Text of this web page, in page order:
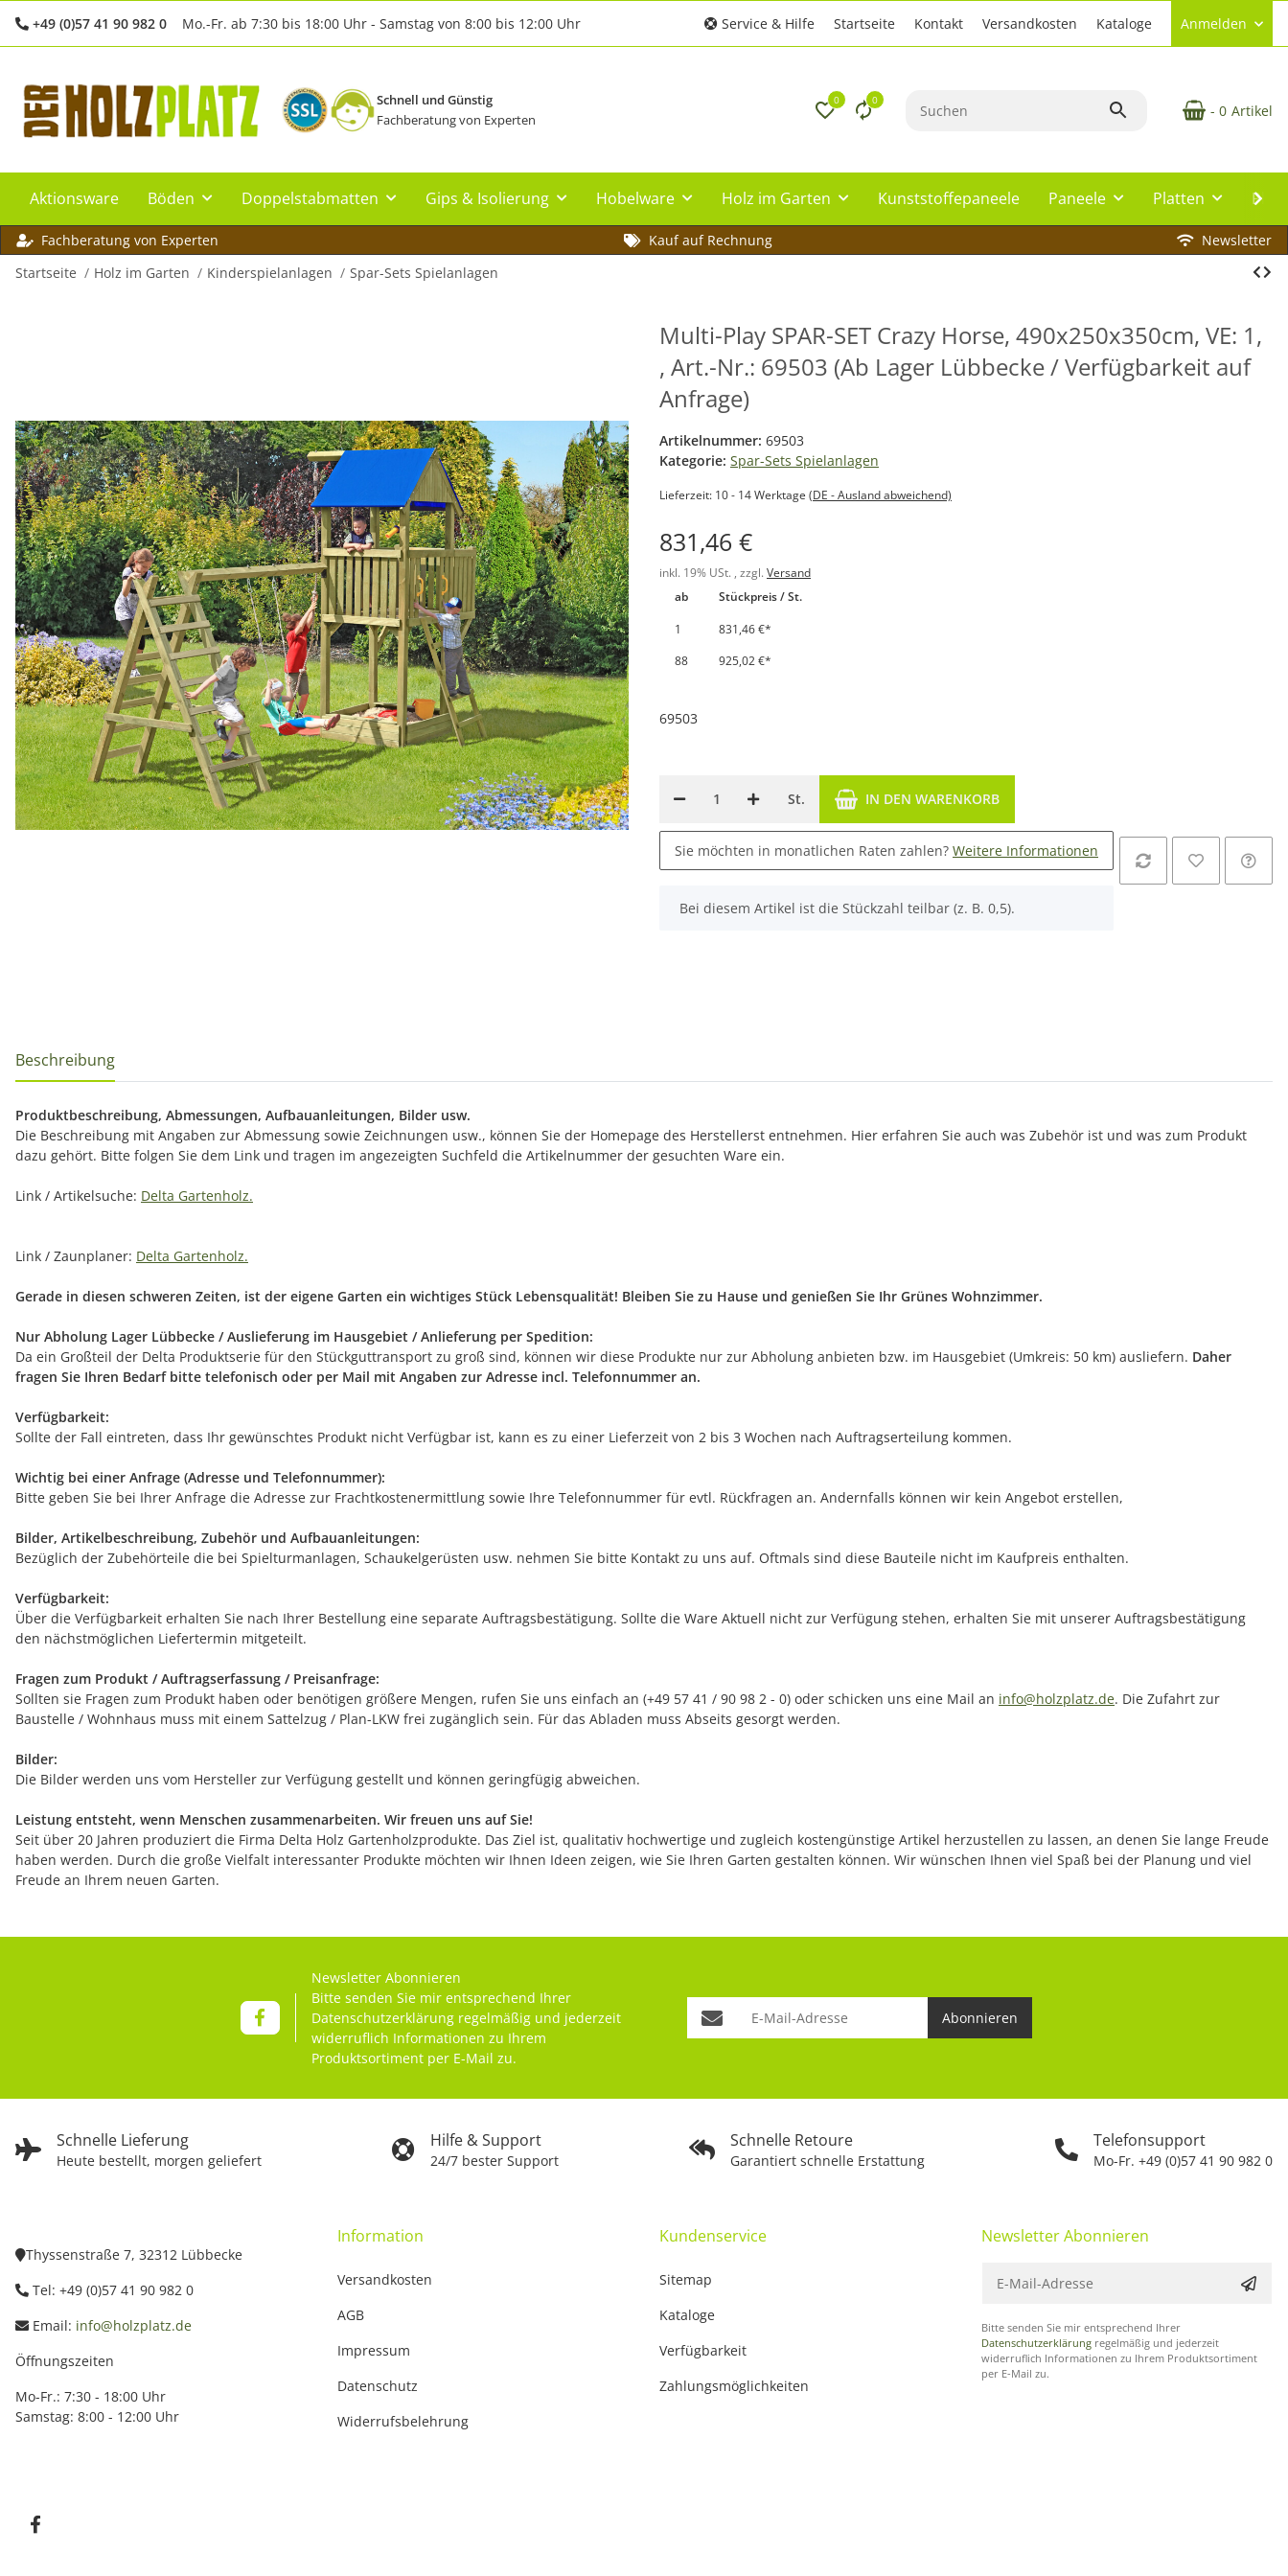
+49 (0)57 41 90 982 0 Mo.-Fr. ab 7:30 bis 18:00 Uhr - Samstag von 8:00 bis 12:00 Uhr Service & Hilfe Startseite Kontakt Versandkosten Kataloge Anmelden
Schnell und Günstig
Fachberatung von Experten
0 0
- 0 Artikel
Aktionsware Böden Doppelstabmatten Gips & Isolierung Hobelware Holz im Garten Kunststoffepaneele Paneele Platten
Fachberatung von Experten Kauf auf Rechnung
Newsletter
Startseite
Holz im Garten Kinderspielanlagen Spar-Sets Spielanlagen
Multi-Play SPAR-SET Crazy Horse, 490x250x350cm, VE: 1,
, Art.-Nr.: 69503 (Ab Lager Lübbecke / Verfügbarkeit auf
Anfrage)
Artikelnummer: 69503
Kategorie: Spar-Sets Spielanlagen
Lieferzeit: 10 - 14 Werktage (DE - Ausland abweichend)
831,46 €
inkl. 19% USt. , zzgl. Versand
ab
Stückpreis / St.
1
831,46 €*
88
925,02 €*
69503
St. IN DEN WARENKORB
Sie möchten in monatlichen Raten zahlen? Weitere Informationen
x
Bei diesem Artikel ist die Stückzahl teilbar (z. B. 0,5).
Beschreibung
Produktbeschreibung, Abmessungen, Aufbauanleitungen, Bilder usw.
Die Beschreibung mit Angaben zur Abmessung sowie Zeichnungen usw., können Sie der Homepage des Herstellerst entnehmen. Hier erfahren Sie auch was Zubehör ist und was zum Produkt
dazu gehört. Bitte folgen Sie dem Link und tragen im angezeigten Suchfeld die Artikelnummer der gesuchten Ware ein.
Link / Artikelsuche: Delta Gartenholz.
Link / Zaunplaner: Delta Gartenholz.
Gerade in diesen schweren Zeiten, ist der eigene Garten ein wichtiges Stück Lebensqualität! Bleiben Sie zu Hause und genießen Sie Ihr Grünes Wohnzimmer.
Nur Abholung Lager Lübbecke / Auslieferung im Hausgebiet / Anlieferung per Spedition:
Da ein Großteil der Delta Produktserie für den Stückguttransport zu groß sind, können wir diese Produkte nur zur Abholung anbieten bzw. im Hausgebiet (Umkreis: 50 km) ausliefern. Daher
fragen Sie Ihren Bedarf bitte telefonisch oder per Mail mit Angaben zur Adresse incl. Telefonnummer an.
Verfügbarkeit:
Sollte der Fall eintreten, dass Ihr gewünschtes Produkt nicht Verfügbar ist, kann es zu einer Lieferzeit von 2 bis 3 Wochen nach Auftragserteilung kommen.
Wichtig bei einer Anfrage (Adresse und Telefonnummer):
Bitte geben Sie bei Ihrer Anfrage die Adresse zur Frachtkostenermittlung sowie Ihre Telefonnummer für evtl. Rückfragen an. Andernfalls können wir kein Angebot erstellen,
Bilder, Artikelbeschreibung, Zubehör und Aufbauanleitungen:
Bezüglich der Zubehörteile die bei Spielturmanlagen, Schaukelgerüsten usw. nehmen Sie bitte Kontakt zu uns auf. Oftmals sind diese Bauteile nicht im Kaufpreis enthalten.
Verfügbarkeit:
Über die Verfügbarkeit erhalten Sie nach Ihrer Bestellung eine separate Auftragsbestätigung. Sollte die Ware Aktuell nicht zur Verfügung stehen, erhalten Sie mit unserer Auftragsbestätigung
den nächstmöglichen Liefertermin mitgeteilt.
Fragen zum Produkt / Auftragserfassung / Preisanfrage:
Sollten sie Fragen zum Produkt haben oder benötigen größere Mengen, rufen Sie uns einfach an (+49 57 41 / 90 98 2 - 0) oder schicken uns eine Mail an info@holzplatz.de. Die Zufahrt zur
Baustelle / Wohnhaus muss mit einem Sattelzug / Plan-LKW frei zugänglich sein. Für das Abladen muss Abseits gesorgt werden.
Bilder:
Die Bilder werden uns vom Hersteller zur Verfügung gestellt und können geringfügig abweichen.
Leistung entsteht, wenn Menschen zusammenarbeiten. Wir freuen uns auf Sie!
Seit über 20 Jahren produziert die Firma Delta Holz Gartenholzprodukte. Das Ziel ist, qualitativ hochwertige und zugleich kostengünstige Artikel herzustellen zu lassen, an denen Sie lange Freude
haben werden. Durch die große Vielfalt interessanter Produkte möchten wir Ihnen Ideen zeigen, wie Sie Ihren Garten gestalten können. Wir wünschen Ihnen viel Spaß bei der Planung und viel
Freude an Ihrem neuen Garten.
Schnelle Lieferung
Heute bestellt, morgen geliefert
Hilfe & Support
24/7 bester Support
Schnelle Retoure
Garantiert schnelle Erstattung
Telefonsupport
Mo-Fr. +49 (0)57 41 90 982 0
Newsletter Abonnieren
Bitte senden Sie mir entsprechend Ihrer
Datenschutzerklärung regelmäßig und jederzeit
widerruflich Informationen zu Ihrem
Produktsortiment per E-Mail zu.
Abonnieren
Thyssenstraße 7, 32312 Lübbecke
Tel: +49 (0)57 41 90 982 0
Email: info@holzplatz.de
Öffnungszeiten
Mo-Fr.: 7:30 - 18:00 Uhr
Samstag: 8:00 - 12:00 Uhr
Information
Versandkosten
AGB
Impressum
Datenschutz
Widerrufsbelehrung
Kundenservice
Sitemap
Kataloge
Verfügbarkeit
Zahlungsmöglichkeiten
Newsletter Abonnieren
Bitte senden Sie mir entsprechend Ihrer
Datenschutzerklärung regelmäßig und jederzeit
widerruflich Informationen zu Ihrem Produktsortiment
per E-Mail zu.